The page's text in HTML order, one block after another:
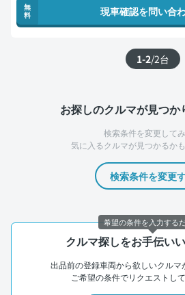
無
料
現車確認を問い合
1-2/2台
お探しのクルマが見つか
検索条件を変更して
気に入るクルマが見つかるかも
検索条件を変更
クルマ探しをお手伝い
出品前の登録車両から欲しいクルマ
ご希望の条件でリクエストして
希望の条件を入力する